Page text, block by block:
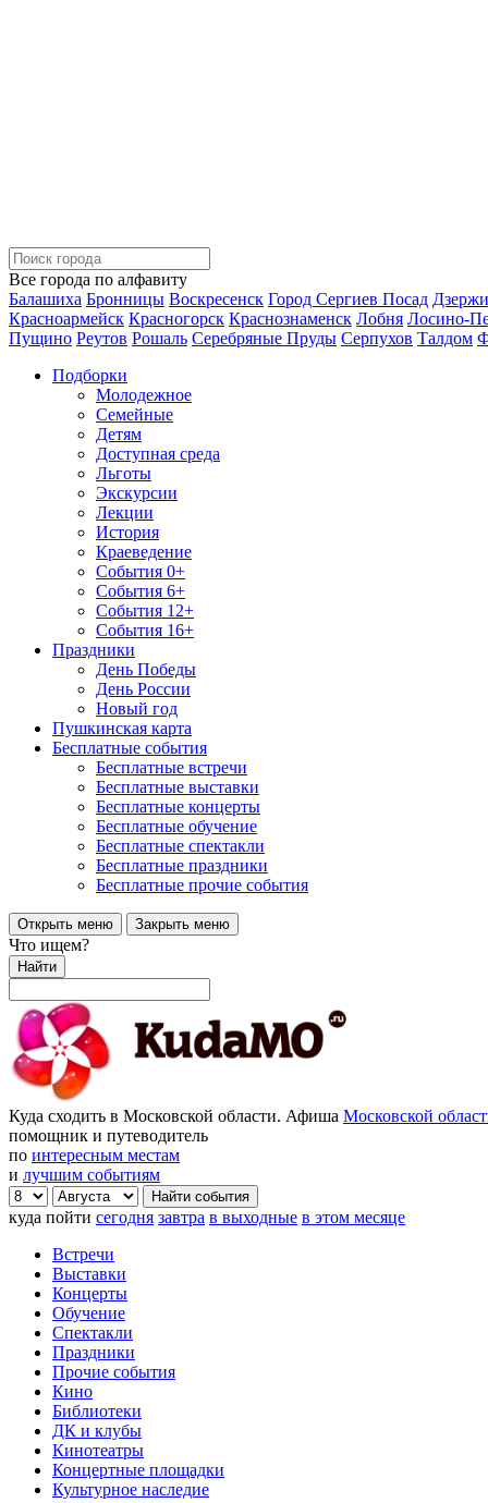
Все города по алфавиту
Балашиха Бронницы Воскресенск Город Сергиев Посад
Красноармейск Красногорск Краснознаменск Лобня Лосино-
Пущино Реутов Рошаль Серебряные Пруды Серпухов Талдом
Подборки
Молодежное
Семейные
Детям
Доступная среда
Льготы
Экскурсии
Лекции
История
Краеведение
События 0+
События 6+
События 12+
События 16+
Праздники
День Победы
День России
Новый год
Пушкинская карта
Бесплатные события
Бесплатные встречи
Бесплатные выставки
Бесплатные концерты
Бесплатные обучение
Бесплатные спектакли
Бесплатные праздники
Бесплатные прочие события
Открыть меню Закрыть меню
Что ищем?
Найти
Куда сходить в Московской области. Афиша Московской
помощник и путеводитель
по интересным местам
и лучшим событиям
куда пойти сегодня завтра в выходные в этом месяце
Встречи
Выставки
Концерты
Обучение
Спектакли
Праздники
Прочие события
Кино
Библиотеки
ДК и клубы
Кинотеатры
Концертные площадки
Культурное наследие